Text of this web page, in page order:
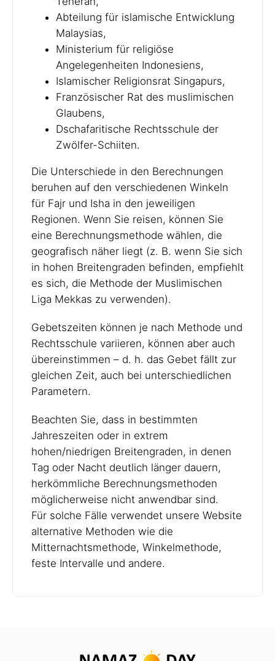
Abteilung für islamische Entwicklung
Malaysias,
Ministerium für religiöse
Angelegenheiten Indonesiens,
Islamischer Religionsrat Singapurs,
Französischer Rat des muslimischen
Glaubens,
Dschafaritische Rechtsschule der
Zwölfer-Schiiten.
Die Unterschiede in den Berechnungen
beruhen auf den verschiedenen Winkeln
für Fajr und Isha in den jeweiligen
Regionen. Wenn Sie reisen, können Sie
eine Berechnungsmethode wählen, die
geografisch näher liegt (z. B. wenn Sie sich
in hohen Breitengraden befinden, empfiehlt
es sich, die Methode der Muslimischen
Liga Mekkas zu verwenden).
Gebetszeiten können je nach Methode und
Rechtsschule variieren, können aber auch
übereinstimmen – d. h. das Gebet fällt zur
gleichen Zeit, auch bei unterschiedlichen
Parametern.
Beachten Sie, dass in bestimmten
Jahreszeiten oder in extrem
hohen/niedrigen Breitengraden, in denen
Tag oder Nacht deutlich länger dauern,
herkömmliche Berechnungsmethoden
möglicherweise nicht anwendbar sind.
Für solche Fälle verwendet unsere Website
alternative Methoden wie die
Mitternachtsmethode, Winkelmethode,
feste Intervalle und andere.